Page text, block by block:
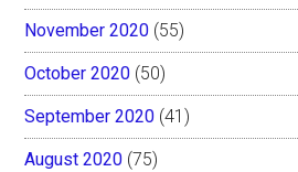
November 2020 (55)
October 2020 (50)
September 2020 (41)
August 2020 (75)